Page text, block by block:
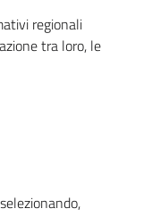
regionali
tra loro, le